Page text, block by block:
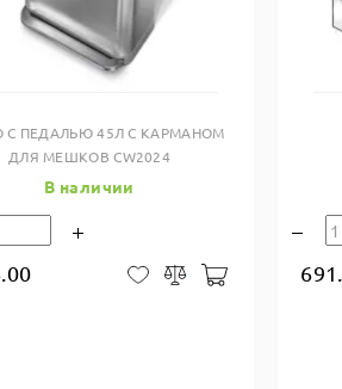
Купить в один клик
С ПЕДАЛЬЮ 45Л С КАРМАНОМ
ДЛЯ МЕШКОВ CW2024
В наличии
В закладки
СравнитьВ корзину